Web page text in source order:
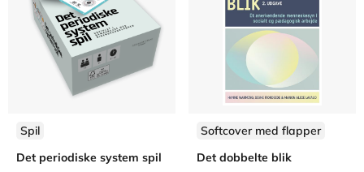
Spil
Det periodiske system spil
Softcover med flapper
Det dobbelte blik